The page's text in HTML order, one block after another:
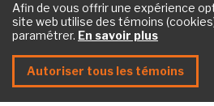
Entente de règlement
(en anglais seulement)
Afin de vous offrir une expérience
site web utilise des témoins
paramétrer. En savoir plus
Autoriser tous les témoins